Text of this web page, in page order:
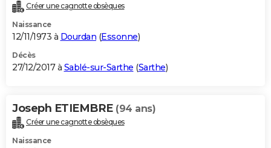
Créer une cagnotte obsèques
Naissance
12/11/1973 à Dourdan (Essonne)
Décès
27/12/2017 à Sablé-sur-Sarthe (Sarthe)
Joseph ETIEMBRE (94 ans)
Créer une cagnotte obsèques
Naissance